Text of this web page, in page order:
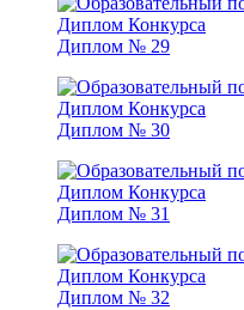
Диплом № 29
Диплом № 30
Диплом № 31
Диплом № 32